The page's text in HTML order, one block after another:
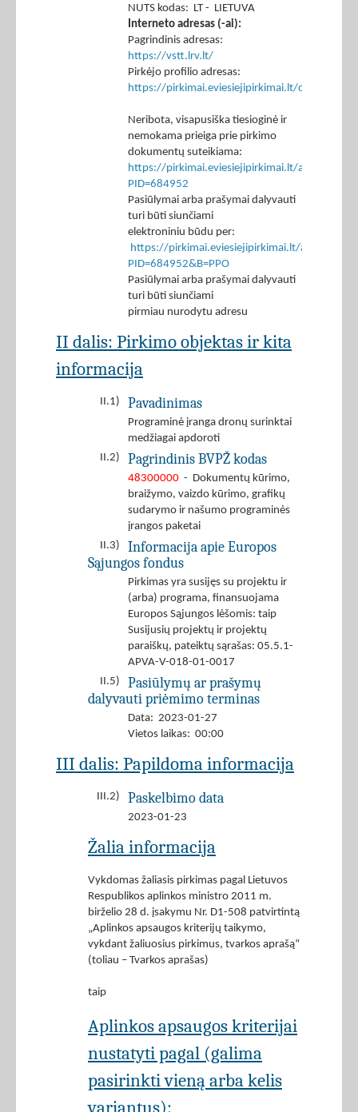
NUTS kodas: LT - LIETUVA
Interneto adresas (-ai):
Pagrindinis adresas:
https://vstt.lrv.lt/
Pirkėjo profilio adresas:
https://pirkimai.eviesiejipirkimai.lt/ctm/
Neribota, visapusiška tiesioginė ir
nemokama prieiga prie pirkimo
dokumentų suteikiama:
https://pirkimai.eviesiejipirkimai.lt/app/rfq/
PID=684952
Pasiūlymai arba prašymai dalyvauti
turi būti siunčiami
elektroniniu būdu per:
https://pirkimai.eviesiejipirkimai.lt/app/rfq/
PID=684952&B=PPO
Pasiūlymai arba prašymai dalyvauti
turi būti siunčiami
pirmiau nurodytu adresu
II dalis: Pirkimo objektas ir kita
informacija
II.1) Pavadinimas
Programinė įranga dronų surinktai
medžiagai apdoroti
II.2)
Pagrindinis BVPŽ kodas
48300000 - Dokumentų kūrimo,
braižymo, vaizdo kūrimo, grafikų
sudarymo ir našumo programinės
įrangos paketai
II.3)
Informacija apie Europos
Sąjungos fondus
Pirkimas yra susijęs su projektu ir
(arba) programa, finansuojama
Europos Sąjungos lėšomis: taip
Susijusių projektų ir projektų
paraiškų, pateiktų sąrašas: 05.5.1-
APVA-V-018-01-0017
II.5)
Pasiūlymų ar prašymų
dalyvauti priėmimo terminas
Data: 2023-01-27
Vietos laikas: 00:00
III dalis: Papildoma informacija
III.2) Paskelbimo data
2023-01-23
Žalia informacija
Vykdomas žaliasis pirkimas pagal Lietuvos
Respublikos aplinkos ministro 2011 m.
birželio 28 d. įsakymu Nr. D1-508 patvirtintą
„Aplinkos apsaugos kriterijų taikymo,
vykdant žaliuosius pirkimus, tvarkos aprašą“
(toliau – Tvarkos aprašas)
taip
Aplinkos apsaugos kriterijai
nustatyti pagal (galima
pasirinkti vieną arba kelis